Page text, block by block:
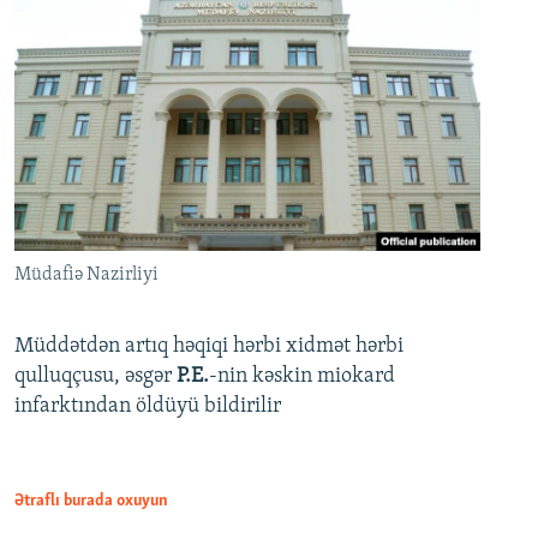
Müdafiə Nazirliyi
Müddətdən artıq həqiqi hərbi xidmət hərbi
qulluqçusu, əsgər P.E.-nin kəskin miokard
infarktından öldüyü bildirilir
Ətraflı burada oxuyun